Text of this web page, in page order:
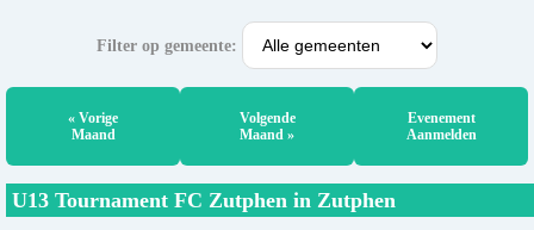
Filter op gemeente:
« Vorige
Maand
Volgende
Maand »
Evenement
Aanmelden
U13 Tournament FC Zutphen in Zutphen